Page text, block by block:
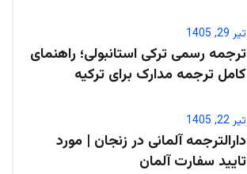
تیر 29, 1405
ترجمه رسمی ترکی استانبولی؛ راهنمای
کامل ترجمه مدارک برای ترکیه
تیر 22, 1405
دارالترجمه آلمانی در زنجان | مورد
تایید سفارت آلمان